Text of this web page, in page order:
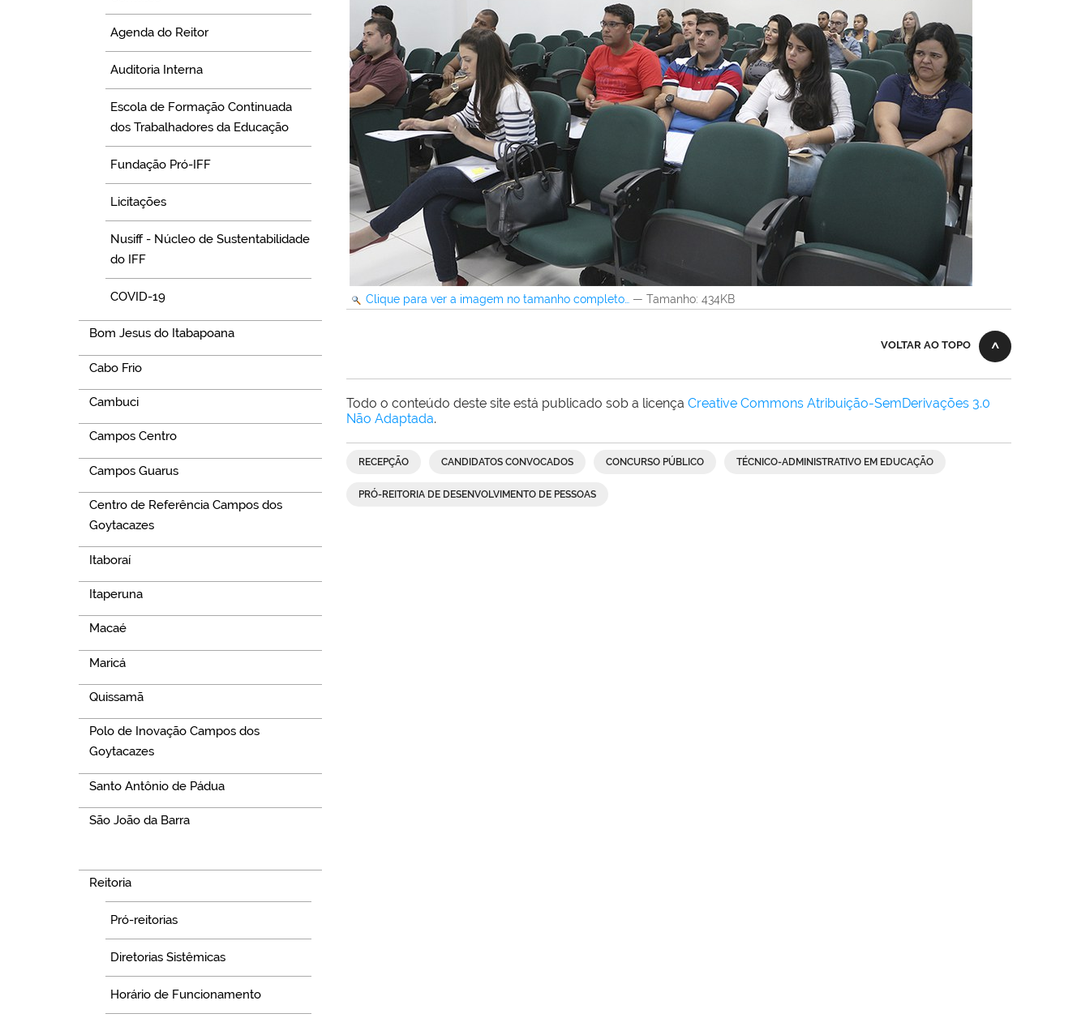
Agenda do Reitor
Auditoria Interna
Escola de Formação Continuada
dos Trabalhadores da Educação
Fundação Pró-IFF
Licitações
Nusiff - Núcleo de Sustentabilidade
do IFF
COVID-19
Bom Jesus do Itabapoana
Cabo Frio
Cambuci
Campos Centro
Campos Guarus
Centro de Referência Campos dos
Goytacazes
Itaboraí
Itaperuna
Macaé
Maricá
Quissamã
Polo de Inovação Campos dos
Goytacazes
Santo Antônio de Pádua
São João da Barra
Reitoria
Pró-reitorias
Diretorias Sistêmicas
Horário de Funcionamento
Clique para ver a imagem no tamanho completo… — Tamanho: 434KB
VOLTAR AO TOPO
Todo o conteúdo deste site está publicado sob a licença Creative Commons Atribuição-SemDerivações 3.0
Não Adaptada.
RECEPÇÃO CANDIDATOS CONVOCADOS CONCURSO PÚBLICO TÉCNICO-ADMINISTRATIVO EM EDUCAÇÃO
PRÓ-REITORIA DE DESENVOLVIMENTO DE PESSOAS